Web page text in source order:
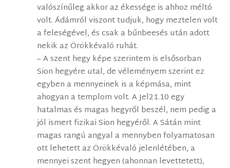
valószínűleg akkor az ékessége is ahhoz méltó
volt. Ádámról viszont tudjuk, hogy meztelen volt
a feleségével, és csak a bűnbeesés után adott
nekik az Örökkévaló ruhát.
– A szent hegy képe szerintem is elsősorban
Sion hegyére utal, de véleményem szerint ez
egyben a mennyeinek is a képmása, mint
ahogyan a templom volt. A Jel21.10 egy
hatalmas és magas hegyről beszél, nem pedig a
jól ismert fizikai Sion hegyéről. A Sátán mint
magas rangú angyal a mennyben folyamatosan
ott lehetett az Örökkévaló jelenlétében, a
mennyei szent hegyen (ahonnan levettetett),